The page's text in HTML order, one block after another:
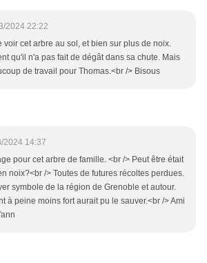
2024 22:22
voir cet arbre au sol, et bien sur plus de noix.
qu'il n'a pas fait de dégât dans sa chute. Mais
de travail pour Thomas.<br /> Bisous
2024 14:37
pour cet arbre de famille. <br /> Peut être était
noix?<br /> Toutes de futures récoltes perdues.
symbole de la région de Grenoble et autour.
à peine moins fort aurait pu le sauver.<br /> Ami